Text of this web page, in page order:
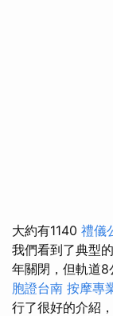
大約有1140 禮儀
我們看到了典型
年關閉，但軌道8
胞證台南 按摩專
行了很好的介紹